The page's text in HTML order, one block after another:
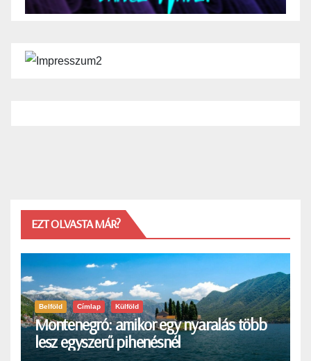
EZT OLVASTA MÁR?
Belföld Címlap Külföld
Montenegró: amikor egy nyaralás több
lesz egyszerű pihenésnél